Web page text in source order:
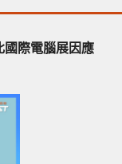
國際電腦展因應